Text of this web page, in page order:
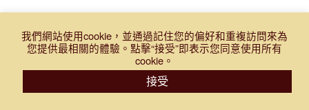
登入 購物車 門市報價表
我們網站使用cookie，並通過記住您的偏好和重複訪問來為
您提供最相關的體驗。點擊“接受”即表示您同意使用所有
cookie。
接受